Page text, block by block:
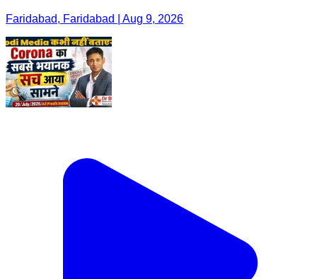
Faridabad, Faridabad | Aug 9, 2026